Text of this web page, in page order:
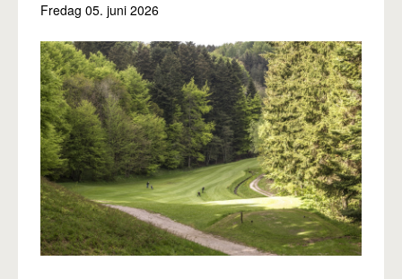
Erhverv
Den lille Kok
Pro
Fredag 05. juni 2026